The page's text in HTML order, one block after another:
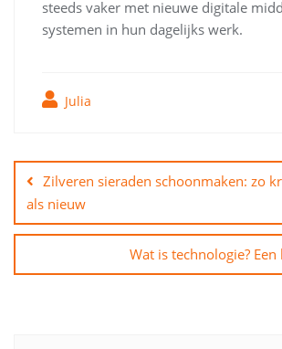
steeds vaker met nieuwe digitale
systemen in hun dagelijks werk.
Julia
navigatie
Zilveren sieraden schoonmaken: zo
als nieuw
Wat is technologie?